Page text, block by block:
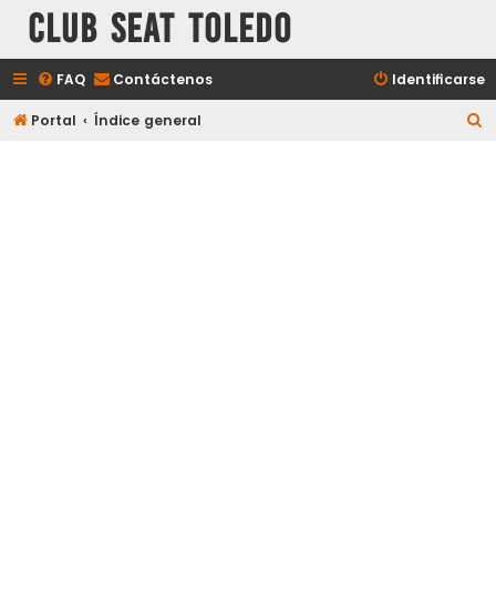
Club Seat Toledo
FAQ Contáctenos Identificarse
Portal Índice general